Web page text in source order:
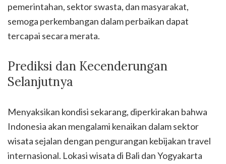
pemerintahan, sektor swasta, dan masyarakat,
semoga perkembangan dalam perbaikan dapat
tercapai secara merata.
Prediksi dan Kecenderungan
Selanjutnya
Menyaksikan kondisi sekarang, diperkirakan bahwa
Indonesia akan mengalami kenaikan dalam sektor
wisata sejalan dengan pengurangan kebijakan travel
internasional. Lokasi wisata di Bali dan Yogyakarta